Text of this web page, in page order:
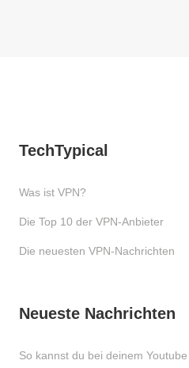
TechTypical
Was ist VPN?
Die Top 10 der VPN-Anbieter
Die neuesten VPN-Nachrichten
Neueste Nachrichten
So kannst du bei deinem